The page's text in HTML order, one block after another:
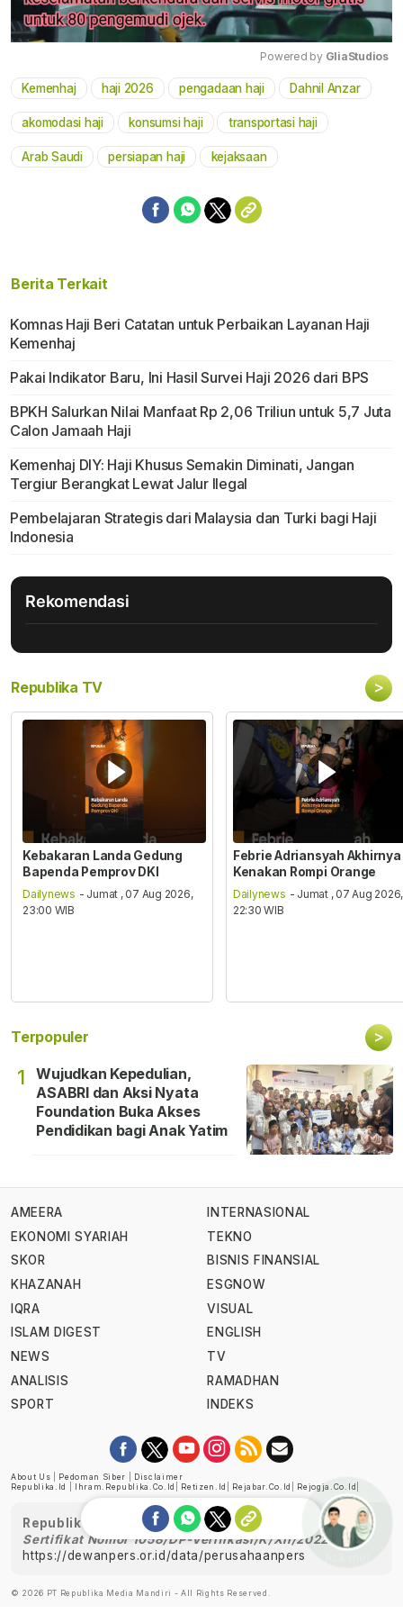
Mute
Powered by GliaStudios
Kemenhaj haji 2026 pengadaan haji Dahnil Anzar
akomodasi haji konsumsi haji transportasi haji
Arab Saudi persiapan haji kejaksaan
Berita Terkait
Komnas Haji Beri Catatan untuk Perbaikan Layanan Haji
Kemenhaj
Pakai Indikator Baru, Ini Hasil Survei Haji 2026 dari BPS
BPKH Salurkan Nilai Manfaat Rp 2,06 Triliun untuk 5,7 Juta
Calon Jamaah Haji
Kemenhaj DIY: Haji Khusus Semakin Diminati, Jangan
Tergiur Berangkat Lewat Jalur Ilegal
Pembelajaran Strategis dari Malaysia dan Turki bagi Haji
Indonesia
Rekomendasi
Republika TV >
Kebakaran Landa Gedung
Bapenda Pemprov DKI
Dailynews - Jumat , 07 Aug 2026,
23:00 WIB
Febrie Adriansyah Akhirnya
Kenakan Rompi Orange
Dailynews - Jumat , 07 Aug 2026,
22:30 WIB
Terpopuler >
1
Wujudkan Kepedulian,
ASABRI dan Aksi Nyata
Foundation Buka Akses
Pendidikan bagi Anak Yatim
AMEERA
EKONOMI SYARIAH
SKOR
KHAZANAH
IQRA
ISLAM DIGEST
NEWS
ANALISIS
SPORT
INTERNASIONAL
TEKNO
BISNIS FINANSIAL
ESGNOW
VISUAL
ENGLISH
TV
RAMADHAN
INDEKS
About Us Pedoman Siber
Disclaimer
Republika.id
Ihram.republika.co.id Retizen.id Rejabar.co.id Rejogja.co.id
Republika telah diverifikasi oleh Dewan Pers
Sertifikat Nomor 1058/DP-Verifikasi/K/XII/2022
https://dewanpers.or.id/data/perusahaanpers
© 2026 PT Republika Media Mandiri - All Rights Reserved.